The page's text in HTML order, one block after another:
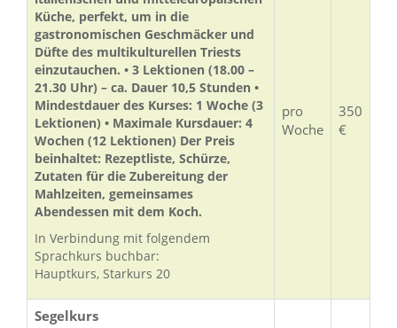
Küche, perfekt, um in die
gastronomischen Geschmäcker und
Düfte des multikulturellen Triests
einzutauchen. • 3 Lektionen (18.00 –
21.30 Uhr) – ca. Dauer 10,5 Stunden •
Mindestdauer des Kurses: 1 Woche (3
Lektionen) • Maximale Kursdauer: 4
Wochen (12 Lektionen) Der Preis
beinhaltet: Rezeptliste, Schürze,
Zutaten für die Zubereitung der
Mahlzeiten, gemeinsames
Abendessen mit dem Koch.
In Verbindung mit folgendem
Sprachkurs buchbar:
Hauptkurs, Starkurs 20
pro
Woche
350
€
Segelkurs